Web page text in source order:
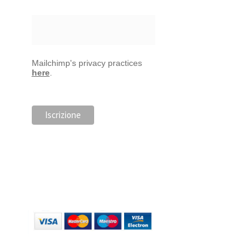
Mailchimp's privacy practices
here.